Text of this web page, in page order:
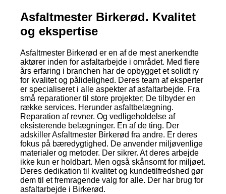
Asfaltmester Birkerød. Kvalitet
og ekspertise
Asfaltmester Birkerød er en af de mest anerkendte
aktører inden for asfaltarbejde i området. Med flere
års erfaring i branchen har de opbygget et solidt ry
for kvalitet og pålidelighed. Deres team af eksperter
er specialiseret i alle aspekter af asfaltarbejde. Fra
små reparationer til store projekter; De tilbyder en
række services. Herunder asfaltbelægning.
Reparation af revner. Og vedligeholdelse af
eksisterende belægninger. En af de ting. Der
adskiller Asfaltmester Birkerød fra andre. Er deres
fokus på bæredygtighed. De anvender miljøvenlige
materialer og metoder. Der sikrer. At deres arbejde
ikke kun er holdbart. Men også skånsomt for miljøet.
Deres dedikation til kvalitet og kundetilfredshed gør
dem til et fremragende valg for alle. Der har brug for
asfaltarbejde i Birkerød.